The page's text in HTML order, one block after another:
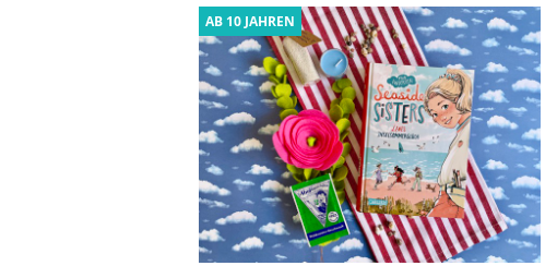
AB 10 JAHREN